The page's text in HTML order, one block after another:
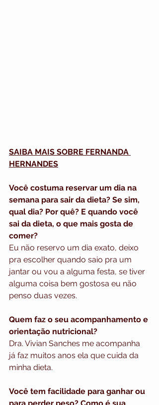
SAIBA MAIS SOBRE FERNANDA
HERNANDES
Você costuma reservar um dia na
semana para sair da dieta? Se sim,
qual dia? Por quê? E quando você
sai da dieta, o que mais gosta de
comer?
Eu não reservo um dia exato, deixo
pra escolher quando saio pra um
jantar ou vou a alguma festa, se tiver
alguma coisa bem gostosa eu não
penso duas vezes.
Quem faz o seu acompanhamento e
orientação nutricional?
Dra. Vivian Sanches me acompanha
já faz muitos anos ela que cuida da
minha dieta.
Você tem facilidade para ganhar ou